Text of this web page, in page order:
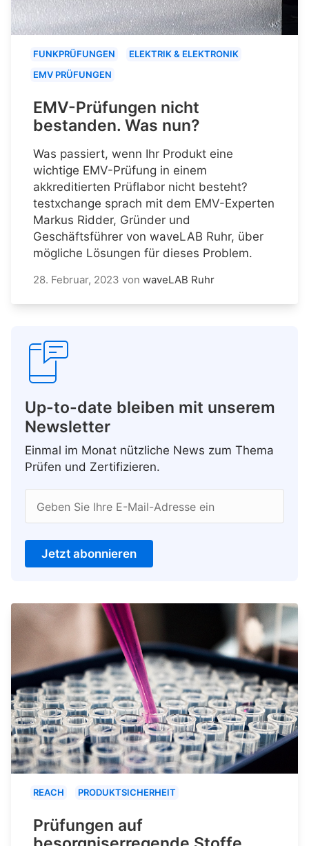
FUNKPRÜFUNGEN
ELEKTRIK & ELEKTRONIK
EMV PRÜFUNGEN
EMV-Prüfungen nicht
bestanden. Was nun?
Was passiert, wenn Ihr Produkt eine
wichtige EMV-Prüfung in einem
akkreditierten Prüflabor nicht besteht?
testxchange sprach mit dem EMV-Experten
Markus Ridder, Gründer und
Geschäftsführer von waveLAB Ruhr, über
mögliche Lösungen für dieses Problem.
28. Februar, 2023 von waveLAB Ruhr
Up-to-date bleiben mit unserem
Newsletter
Einmal im Monat nützliche News zum Thema
Prüfen und Zertifizieren.
Geben Sie Ihre E-Mail-Adresse ein
Jetzt abonnieren
REACH PRODUKTSICHERHEIT
Prüfungen auf